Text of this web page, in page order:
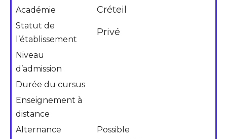
Académie
Créteil
Statut de
l’établissement
Privé
Niveau
d’admission
Durée du cursus
Enseignement à
distance
Alternance
Possible